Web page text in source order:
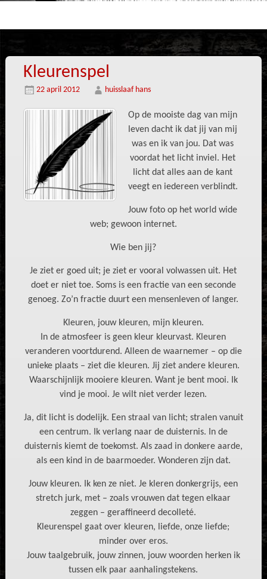
Kleurenspel
22 april 2012 huisslaaf hans
Op de mooiste dag van mijn
leven dacht ik dat jij van mij
was en ik van jou. Dat was
voordat het licht inviel. Het
licht dat alles aan de kant
veegt en iedereen verblindt.
Jouw foto op het world wide
web; gewoon internet.
Wie ben jij?
Je ziet er goed uit; je ziet er vooral volwassen uit. Het
doet er niet toe. Soms is een fractie van een seconde
genoeg. Zo’n fractie duurt een mensenleven of langer.
Kleuren, jouw kleuren, mijn kleuren.
In de atmosfeer is geen kleur kleurvast. Kleuren
veranderen voortdurend. Alleen de waarnemer – op die
unieke plaats – ziet die kleuren. Jij ziet andere kleuren.
Waarschijnlijk mooiere kleuren. Want je bent mooi. Ik
vind je mooi. Je wilt niet verder lezen.
Ja, dit licht is dodelijk. Een straal van licht; stralen vanuit
een centrum. Ik verlang naar de duisternis. In de
duisternis kiemt de toekomst. Als zaad in donkere aarde,
als een kind in de baarmoeder. Wonderen zijn dat.
Jouw kleuren. Ik ken ze niet. Je kleren donkergrijs, een
stretch jurk, met – zoals vrouwen dat tegen elkaar
zeggen – geraffineerd decolleté.
Kleurenspel gaat over kleuren, liefde, onze liefde;
minder over eros.
Jouw taalgebruik, jouw zinnen, jouw woorden herken ik
tussen elk paar aanhalingstekens.